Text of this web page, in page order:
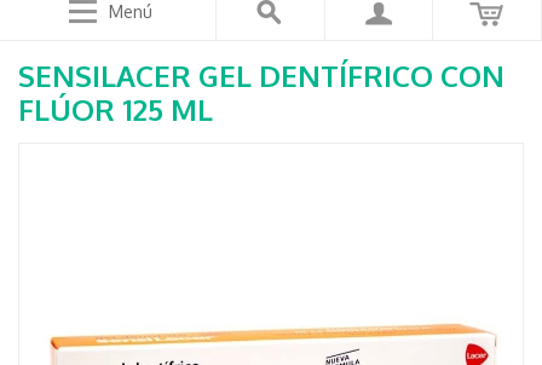
Menú
SENSILACER GEL DENTÍFRICO CON
FLÚOR 125 ML